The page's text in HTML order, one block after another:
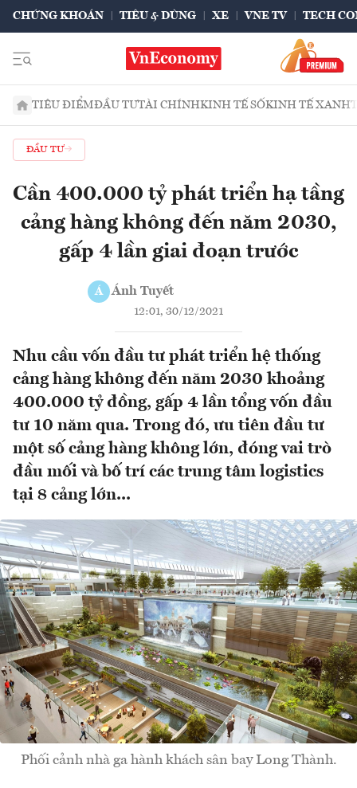
CHỨNG KHOÁN TIÊU & DÙNG XE VNE TV TECH
TIÊU ĐIỂMĐẦU TƯTÀI CHÍNHKINH TẾ SỐKINH TẾ XANH
ĐẦU TƯ
Cần 400.000 tỷ phát triển hạ tầng
cảng hàng không đến năm 2030,
gấp 4 lần giai đoạn trước
Á Ánh Tuyết
12:01, 30/12/2021
Nhu cầu vốn đầu tư phát triển hệ thống
cảng hàng không đến năm 2030 khoảng
400.000 tỷ đồng, gấp 4 lần tổng vốn đầu
tư 10 năm qua. Trong đó, ưu tiên đầu tư
một số cảng hàng không lớn, đóng vai trò
đầu mối và bố trí các trung tâm logistics
tại 8 cảng lớn...
Phối cảnh nhà ga hành khách sân bay Long Thành.